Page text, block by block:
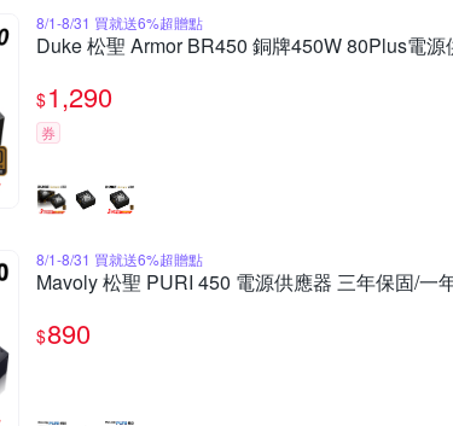
8/1-8/31 買就送6%超贈點
Duke 松聖 Armor BR450 銅牌450W 80Plus電源
$1,290
券
8/1-8/31 買就送6%超贈點
Mavoly 松聖 PURI 450 電源供應器 三年保固/一
$890